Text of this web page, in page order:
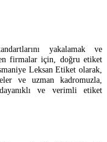
yakalamak ve
firmalar için, doğru etiket
Leksan Etiket olarak,
ve uzman kadromuzla,
ve verimli etiket